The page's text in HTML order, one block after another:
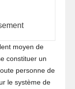
moyen de
constituer un
personne de
le système de